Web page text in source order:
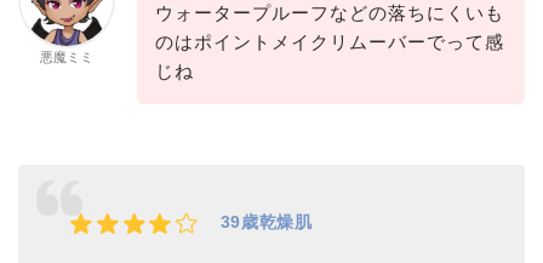
悪魔ミミ
ウォータープルーフなどの落ちにくいも
のはポイントメイクリムーバーでって感
じね
39歳乾燥肌